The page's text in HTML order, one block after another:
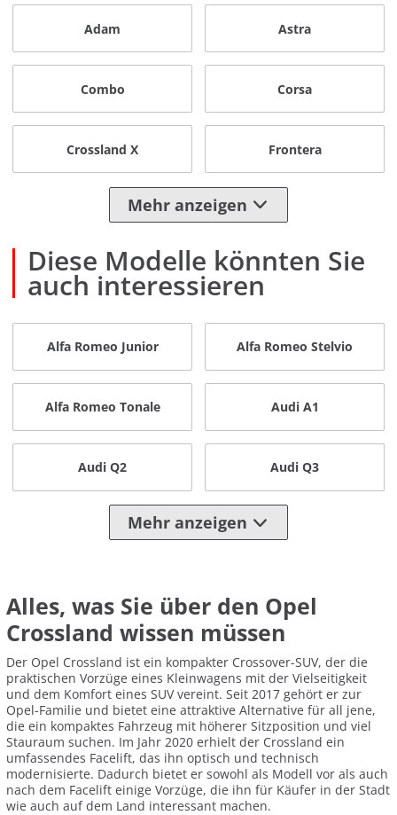
Adam Astra
Combo Corsa
Crossland X Frontera
Mehr anzeigen
Diese Modelle könnten Sie
auch interessieren
Alfa Romeo Junior Alfa Romeo Stelvio
Alfa Romeo Tonale Audi A1
Audi Q2 Audi Q3
Mehr anzeigen
Alles, was Sie über den Opel
Crossland wissen müssen
Der Opel Crossland ist ein kompakter Crossover-SUV, der die
praktischen Vorzüge eines Kleinwagens mit der Vielseitigkeit
und dem Komfort eines SUV vereint. Seit 2017 gehört er zur
Opel-Familie und bietet eine attraktive Alternative für all jene,
die ein kompaktes Fahrzeug mit höherer Sitzposition und viel
Stauraum suchen. Im Jahr 2020 erhielt der Crossland ein
umfassendes Facelift, das ihn optisch und technisch
modernisierte. Dadurch bietet er sowohl als Modell vor als auch
nach dem Facelift einige Vorzüge, die ihn für Käufer in der Stadt
wie auch auf dem Land interessant machen.